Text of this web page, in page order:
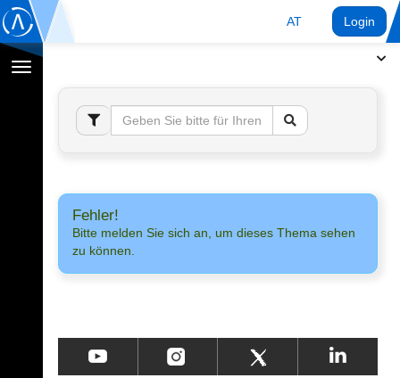
AT Login
Navigation
umschalten
Fehler!
Bitte melden Sie sich an, um dieses Thema sehen
zu können.